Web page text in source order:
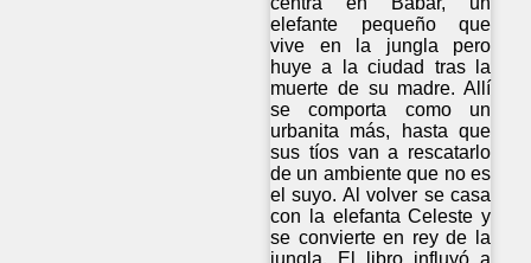
elefante pequeño que
vive en la jungla pero
huye a la ciudad tras la
muerte de su madre. Allí
se comporta como un
urbanita más, hasta que
sus tíos van a rescatarlo
de un ambiente que no es
el suyo. Al volver se casa
con la elefanta Celeste y
se convierte en rey de la